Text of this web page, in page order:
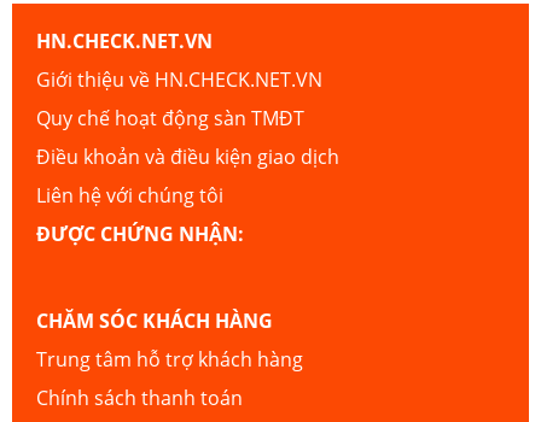
HN.CHECK.NET.VN
Giới thiệu về HN.CHECK.NET.VN
Quy chế hoạt động sàn TMĐT
Điều khoản và điều kiện giao dịch
Liên hệ với chúng tôi
ĐƯỢC CHỨNG NHẬN:
CHĂM SÓC KHÁCH HÀNG
Trung tâm hỗ trợ khách hàng
Chính sách thanh toán